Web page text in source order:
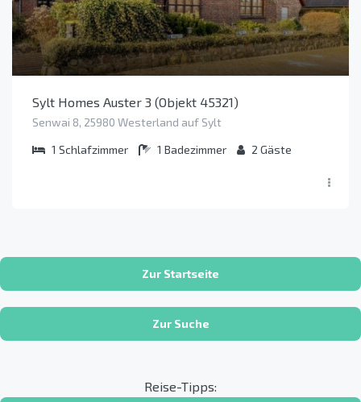
Sylt Homes Auster 3 (Objekt 45321)
Senwai 8, 25980 Westerland auf Sylt
1 Schlafzimmer 1 Badezimmer 2 Gäste
Zur Startseite
Zur Suche
Reise-Tipps: